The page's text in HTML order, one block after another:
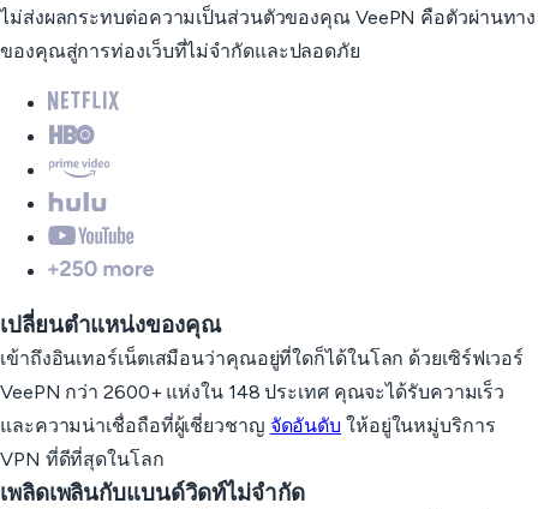
ไม่ส่งผลกระทบต่อความเป็นส่วนตัวของคุณ VeePN คือตัวผ่านทาง
ของคุณสู่การท่องเว็บที่ไม่จำกัดและปลอดภัย
เปลี่ยนตำแหน่งของคุณ
เข้าถึงอินเทอร์เน็ตเสมือนว่าคุณอยู่ที่ใดก็ได้ในโลก ด้วยเซิร์ฟเวอร์
VeePN กว่า 2600+ แห่งใน 148 ประเทศ คุณจะได้รับความเร็ว
และความน่าเชื่อถือที่ผู้เชี่ยวชาญ จัดอันดับ ให้อยู่ในหมู่บริการ
VPN ที่ดีที่สุดในโลก
เพลิดเพลินกับแบนด์วิดท์ไม่จำกัด